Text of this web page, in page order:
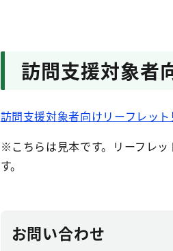
訪問支援対象者
訪問支援対象者向けリーフレット
※こちらは見本です。リーフレ
す。
お問い合わせ